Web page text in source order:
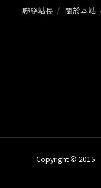
聯絡站長 關於本站
Copyright © 2015 -